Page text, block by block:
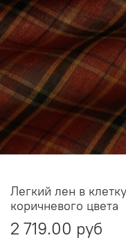
Легкий лен в
коричневого цвета
2 719.00 руб